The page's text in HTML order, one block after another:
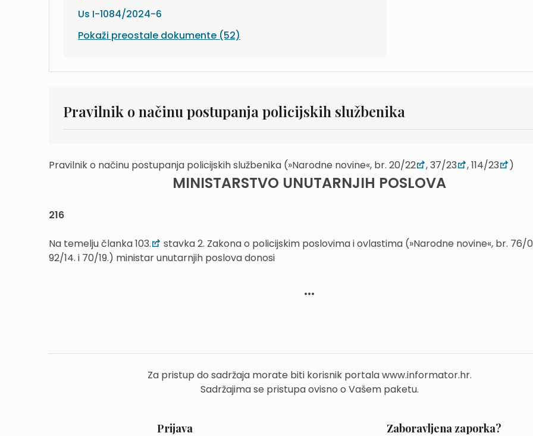
Us I-1084/2024-6
Pokaži preostale dokumente (52)
Pravilnik o načinu postupanja policijskih službenika
Pravilnik o načinu postupanja policijskih službenika (»Narodne novine«, br. 20/22 , 37/23 , 114/23 )
MINISTARSTVO UNUTARNJIH POSLOVA
216
Na temelju članka 103.
stavka 2. Zakona o policijskim poslovima i ovlastima (»Narodne novine«, br. 76/
92/14. i 70/19.) ministar unutarnjih poslova donosi
...
Za pristup do sadržaja morate biti korisnik portala www.informator.hr.
Sadržajima se pristupa ovisno o Vašem paketu.
Prijava Zaboravljena zaporka?